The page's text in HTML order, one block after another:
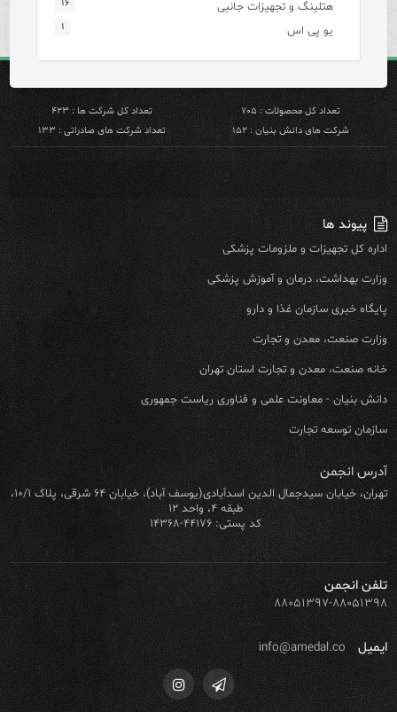
هتلینگ و تجهیزات جانبی ۱۶
یو پی اس ۱
تعداد کل محصولات : ۷۰۵
تعداد کل شرکت ها : ۴۲۳
شرکت های دانش بنیان : ۱۵۲
تعداد شرکت های صادراتی : ۱۳۳
پیوند ها
اداره کل تجهیزات و ملزومات پزشکی
وزارت بهداشت، درمان و آموزش پزشکی
پایگاه خبری سازمان غذا و دارو
وزارت صنعت، معدن و تجارت
خانه صنعت، معدن و تجارت استان تهران
دانش بنیان - معاونت علمی و فناوری ریاست جمهوری
سازمان توسعه تجارت
آدرس انجمن
تهران، خیابان سیدجمال الدین اسدآبادی(یوسف آباد)، خیابان ۶۴ شرقی، پلاک ۱۰/۱،
طبقه ۴، واحد ۱۲
کد پستی: ۴۴۱۷۶-۱۴۳۶۸
تلفن انجمن
۸۸۰۵۱۳۹۷-۸۸۰۵۱۳۹۸
ایمیل info@amedal.co